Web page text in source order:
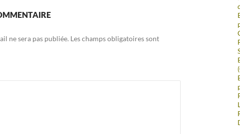
ne sera pas publiée. Les champs obligatoires sont